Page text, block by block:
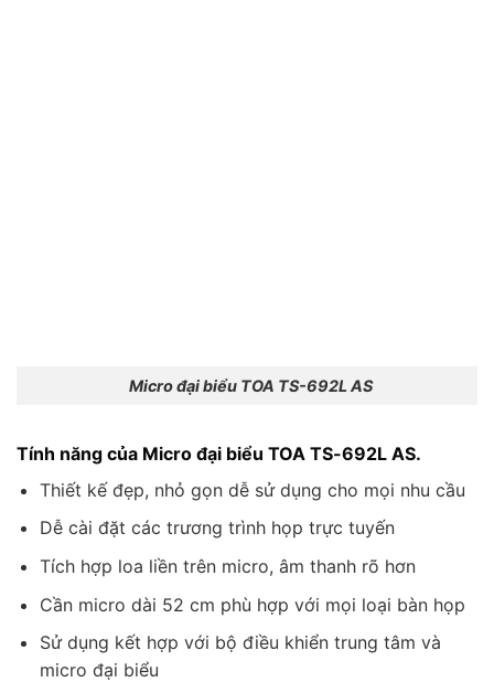
Micro đại biểu TOA TS-692L AS
Tính năng của Micro đại biểu TOA TS-692L AS.
Thiết kế đẹp, nhỏ gọn dễ sử dụng cho mọi nhu cầu
Dễ cài đặt các trương trình họp trực tuyến
Tích hợp loa liền trên micro, âm thanh rõ hơn
Cần micro dài 52 cm phù hợp với mọi loại bàn họp
Sử dụng kết hợp với bộ điều khiển trung tâm và
micro đại biểu